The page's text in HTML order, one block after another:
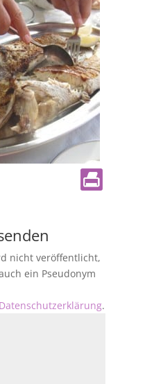
nicht veröffentlicht,
ein Pseudonym
Datenschutzerklärung.